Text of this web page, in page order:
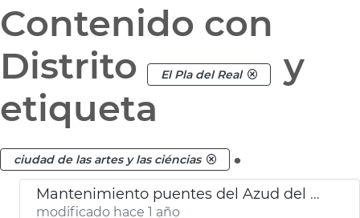
Contenido con
Distrito
El Pla del Real
y
etiqueta
ciudad de las artes y las ciéncias .
Mantenimiento puentes del Azud del Oro y de la Exposición València
modificado hace 1 año